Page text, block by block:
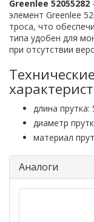
Greenlee 52055282
элемент Greenlee
троса, что
типа удобен для
при отсутствии
Технические
длина прутка:
диаметр
материал
Аналоги